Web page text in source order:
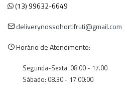
(13) 99632-6649
deliverynossohortifruti@gmail.com
Horário de Atendimento:
Segunda-Sexta: 08.00 - 17.00
Sábado: 08.30 - 17:00:00